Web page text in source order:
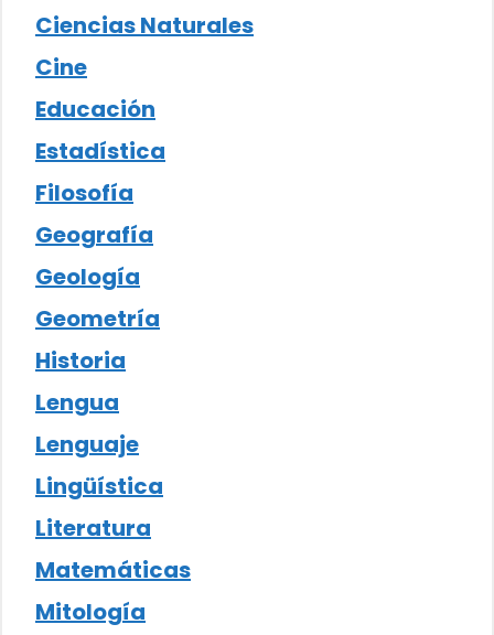
Ciencias Naturales
Cine
Educación
Estadística
Filosofía
Geografía
Geología
Geometría
Historia
Lengua
Lenguaje
Lingüística
Literatura
Matemáticas
Mitología